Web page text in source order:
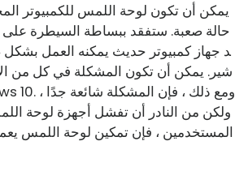
يمكن أن تكون لوحة اللمس للكمبيوتر
حالة صعبة. ستفقد ببساطة السيطرة على
د جهاز كمبيوتر حديث يمكنه العمل بشكل
شير. يمكن أن تكون المشكلة في كل من
ولكن من النادر أن تفشل أجهزة لوحة
المستخدمين ، فإن تمكين لوحة اللمس